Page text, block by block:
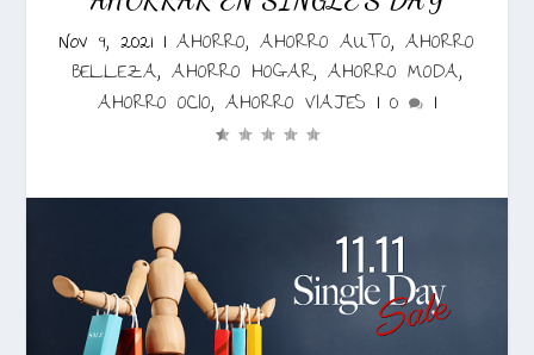
Nov 9, 2021 | AHORRO, AHORRO AUTO, AHORRO
BELLEZA, AHORRO HOGAR, AHORRO MODA,
AHORRO OCIO, AHORRO VIAJES | 0 |